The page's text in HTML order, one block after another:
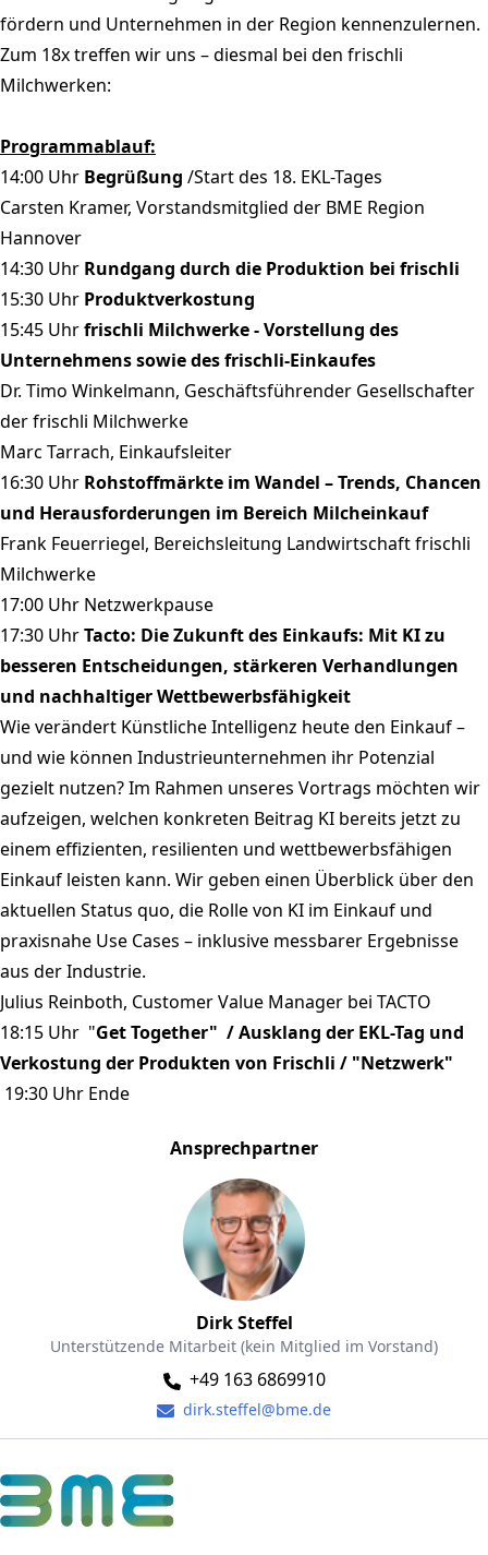
fördern und Unternehmen in der Region kennenzulernen.
Zum 18x treffen wir uns – diesmal bei den frischli
Milchwerken:
Programmablauf:
14:00 Uhr Begrüßung /Start des 18. EKL-Tages
Carsten Kramer, Vorstandsmitglied der BME Region
Hannover
14:30 Uhr Rundgang durch die Produktion bei frischli
15:30 Uhr Produktverkostung
15:45 Uhrfrischli Milchwerke - Vorstellung des
Unternehmens sowie des frischli-Einkaufes
Dr. Timo Winkelmann, Geschäftsführender Gesellschafter
der frischli Milchwerke
Marc Tarrach, Einkaufsleiter
16:30 Uhr Rohstoffmärkte im Wandel – Trends, Chancen
und Herausforderungen im Bereich Milcheinkauf
Frank Feuerriegel, Bereichsleitung Landwirtschaft frischli
Milchwerke
17:00 Uhr Netzwerkpause
17:30 UhrTacto: Die Zukunft des Einkaufs: Mit KI zu
besseren Entscheidungen, stärkeren Verhandlungen
und nachhaltiger Wettbewerbsfähigkeit
Wie verändert Künstliche Intelligenz heute den Einkauf –
und wie können Industrieunternehmen ihr Potenzial
gezielt nutzen? Im Rahmen unseres Vortrags möchten wir
aufzeigen, welchen konkreten Beitrag KI bereits jetzt zu
einem effizienten, resilienten und wettbewerbsfähigen
Einkauf leisten kann. Wir geben einen Überblick über den
aktuellen Status quo, die Rolle von KI im Einkauf und
praxisnahe Use Cases – inklusive messbarer Ergebnisse
aus der Industrie.
Julius Reinboth, Customer Value Manager bei TACTO
18:15 Uhr "Get Together" / Ausklang der EKL-Tag und
Verkostung der Produkten von Frischli / "Netzwerk"
19:30 Uhr Ende
Ansprechpartner
Dirk Steffel
Unterstützende Mitarbeit (kein Mitglied im Vorstand)
+49 163 6869910
dirk.steffel@bme.de